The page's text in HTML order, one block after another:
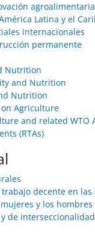
agroalimentaria
Latina y el
internacionales
permanente
Nutrition
and Nutrition
Nutrition
Agriculture
and related WTO
(RTAs)
decente en las
y los hombres
de interseccionalidad